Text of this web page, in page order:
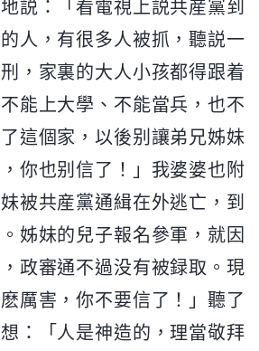
説：「看電視上説共産黨到
人，有很多人被抓，聽説一
，家裏的大人小孩都得跟着
能上大學、不能當兵，也不
這個家，以後别讓弟兄姊妹
你也别信了！」我婆婆也附
被共産黨通緝在外逃亡，到
姊妹的兒子報名參軍，就因
政審通不過没有被録取。現
厲害，你不要信了！」聽了
：「人是神造的，理當敬拜